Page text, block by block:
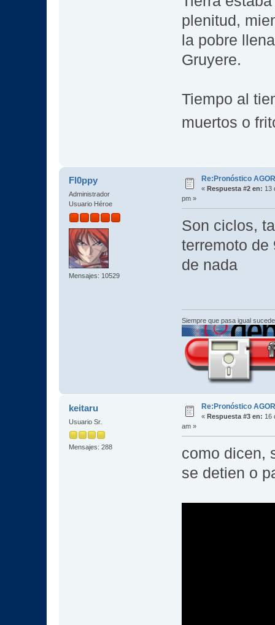
plenitud,
la pobre
Gruyere.
Tiempo al
muertos o
Fl0ppy
Administrador
Usuario Héroe
Mensajes: 10529
Re:Pronóstico
« Respuesta #2 en: 13
pm »
Son ciclos,
terremoto de
de nada
Siempre que pasa igual
keitaru
Usuario Sr.
Mensajes: 288
Re:Pronóstico
« Respuesta #3 en: 16
am »
como dicen,
se detien o